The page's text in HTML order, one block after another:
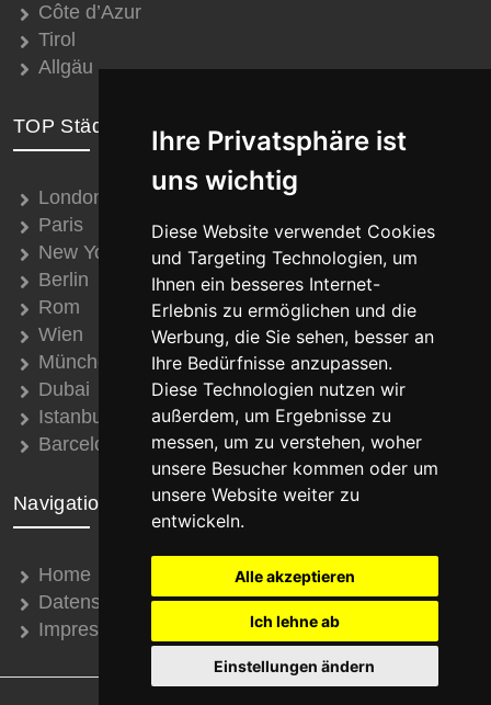
Ihre Privatsphäre ist
uns wichtig
Diese Website verwendet Cookies
und Targeting Technologien, um
Ihnen ein besseres Internet-
Erlebnis zu ermöglichen und die
Werbung, die Sie sehen, besser an
Ihre Bedürfnisse anzupassen.
Diese Technologien nutzen wir
außerdem, um Ergebnisse zu
messen, um zu verstehen, woher
unsere Besucher kommen oder um
unsere Website weiter zu
entwickeln.
Alle akzeptieren
Ich lehne ab
Einstellungen ändern
Côte d’Azur
Tirol
Allgäu
TOP Städte
London
Paris
New York
Berlin
Rom
Wien
München
Dubai
Istanbul
Barcelona
Navigation
Home
Datenschutz
Impressum